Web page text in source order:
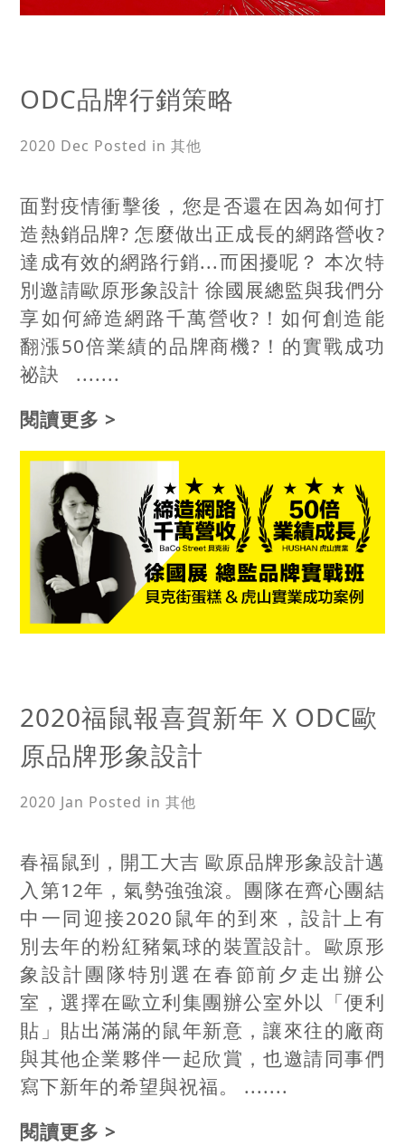
ODC品牌行銷策略
2020 Dec Posted in 其他
面對疫情衝擊後，您是否還在因為如何打
造熱銷品牌? 怎麼做出正成長的網路營收?
達成有效的網路行銷...而困擾呢？ 本次特
別邀請歐原形象設計 徐國展總監與我們分
享如何締造網路千萬營收?！如何創造能
翻漲50倍業績的品牌商機?！的實戰成功
祕訣 .......
閱讀更多 >
2020福鼠報喜賀新年 X ODC歐
原品牌形象設計
2020 Jan Posted in 其他
春福鼠到，開工大吉 歐原品牌形象設計邁
入第12年，氣勢強強滾。團隊在齊心團結
中一同迎接2020鼠年的到來，設計上有
別去年的粉紅豬氣球的裝置設計。歐原形
象設計團隊特別選在春節前夕走出辦公
室，選擇在歐立利集團辦公室外以「便利
貼」貼出滿滿的鼠年新意，讓來往的廠商
與其他企業夥伴一起欣賞，也邀請同事們
寫下新年的希望與祝福。 .......
閱讀更多 >